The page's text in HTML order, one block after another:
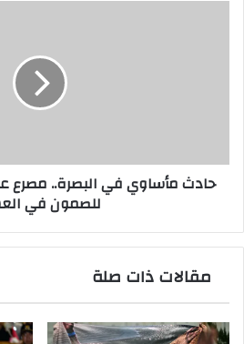
فرن
للصمون
حادث مأساوي في البصرة.. مصرع
للصمون في
مقالات ذات صلة